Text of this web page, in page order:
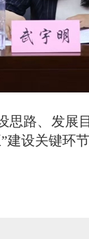
思路、发展
设关键环